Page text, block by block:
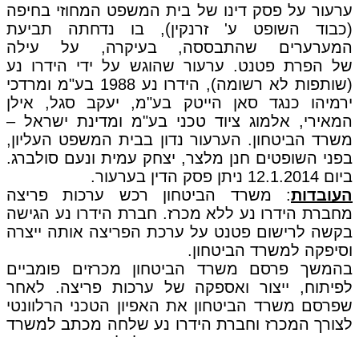
ערעור על פסק דינו של בית המשפט המחוזי בחיפה
(כבוד השופט ע' זרנקין), בו נדחתה תביעת
המערערים שהתבססה, בעיקרה, על עילה
של הפרת פטנט. ערעור שהוגש על ידי הידרו נע
(שותפות לא רשומה), הידרו נע 1988 בע"מ ומרדכי
ירמיהו כנגד סאן הייטק בע"מ, יעקב סגל, אילן
המאירי, אלמוג ציוד טכני בע"מ ומדינת ישראל –
משרד הביטחון. הערעור נדון בבית המשפט העליון,
בפני השופטים חנן מלצר, יצחק עמית ונעם סולברג.
ביום 12.1.2014 ניתן פסק הדין בערעור.
העובדות: משרד הביטחון רכש ערכות פריצה
מחברת הידרו נע ללא מכרז. חברת הידרו נע הגישה
בקשה לרישום פטנט על ערכת הפריצה אותה ייצרה
וסיפקה למשרד הביטחון.
בהמשך פרסם משרד הביטחון מכרזים פומביים
לפיתוח, ייצור ואספקה של ערכות פריצה. לאחר
שפרסם משרד הביטחון את האפיון הטכני הרלוונטי
לצורך המכרז וחברת הידרו נע שלחה מכתב למשרד